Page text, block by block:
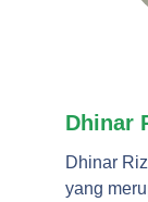
Dhinar
Dhinar
yang